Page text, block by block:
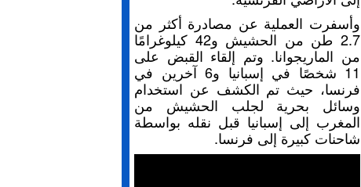
وأسفرت العملية عن مصادرة أكثر من
2.7 طن من الحشيش و42 كيلوغرامًا
من الماريجوانا. وتم إلقاء القبض على
11 شخصًا في إسبانيا و6 آخرين في
فرنسا، حيث تم الكشف عن استخدام
وسائل بحرية لجلب الحشيش من
المغرب إلى إسبانيا قبل نقله بواسطة
شاحنات كبيرة إلى فرنسا.